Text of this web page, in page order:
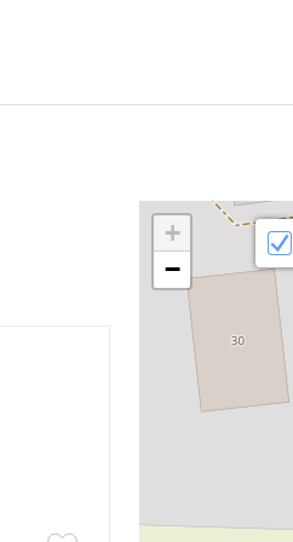
+
−